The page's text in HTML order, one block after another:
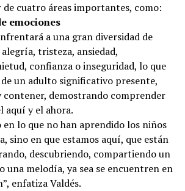
cuatro áreas importantes, como:
emociones
a una gran diversidad de
tristeza, ansiedad,
confianza o inseguridad, lo que
un adulto significativo presente,
contener, demostrando comprender
aquí y el ahora.
lo que no han aprendido los niños
sino en que estamos aquí, que están
descubriendo, compartiendo un
una melodía, ya sea se encuentren en
enfatiza Valdés.